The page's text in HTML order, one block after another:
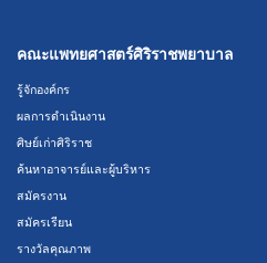
คณะแพทยศาสตร์ศิริราชพยาบาล
รู้จักองค์กร
ผลการดำเนินงาน
ศิษย์เก่าศิริราช
ค้นหาอาจารย์และผู้บริหาร
สมัครงาน
สมัครเรียน
รางวัลคุณภาพ